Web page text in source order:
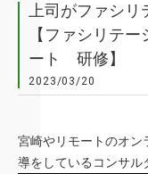
上司がファシリ
【ファシリテ
ート 研修】
2023/03/20
宮崎やリモートのオン
導をしているコンサル